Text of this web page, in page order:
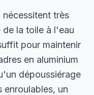
nécessitent très
la toile à l'eau
pour maintenir
en aluminium
dépoussiérage
enroulables, un